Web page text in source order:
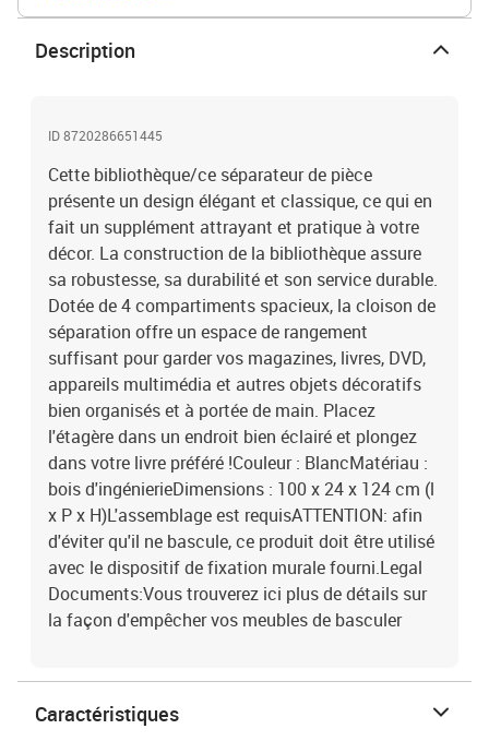
Description
ID 8720286651445
Cette bibliothèque/ce séparateur de pièce
présente un design élégant et classique, ce qui en
fait un supplément attrayant et pratique à votre
décor. La construction de la bibliothèque assure
sa robustesse, sa durabilité et son service durable.
Dotée de 4 compartiments spacieux, la cloison de
séparation offre un espace de rangement
suffisant pour garder vos magazines, livres, DVD,
appareils multimédia et autres objets décoratifs
bien organisés et à portée de main. Placez
l'étagère dans un endroit bien éclairé et plongez
dans votre livre préféré !Couleur : BlancMatériau :
bois d'ingénierieDimensions : 100 x 24 x 124 cm (l
x P x H)L'assemblage est requisATTENTION: afin
d'éviter qu'il ne bascule, ce produit doit être utilisé
avec le dispositif de fixation murale fourni.Legal
Documents:Vous trouverez ici plus de détails sur
la façon d'empêcher vos meubles de basculer
Caractéristiques